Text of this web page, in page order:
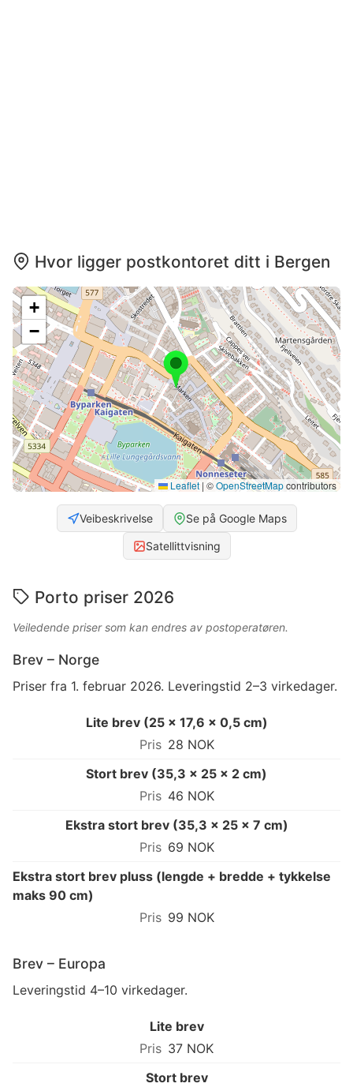
Hvor ligger postkontoret ditt i Bergen
+
−
Leaflet | ©OpenStreetMapcontributors
Veibeskrivelse Se på Google Maps
Satellittvisning
Porto priser 2026
Veiledende priser som kan endres av postoperatøren.
Brev – Norge
Priser fra 1. februar 2026. Leveringstid 2–3 virkedager.
Lite brev (25 × 17,6 × 0,5 cm)
28 NOK
Stort brev (35,3 × 25 × 2 cm)
46 NOK
Ekstra stort brev (35,3 × 25 × 7 cm)
69 NOK
Ekstra stort brev pluss (lengde + bredde + tykkelse
maks 90 cm)
99 NOK
Brev – Europa
Leveringstid 4–10 virkedager.
Lite brev
37 NOK
Stort brev